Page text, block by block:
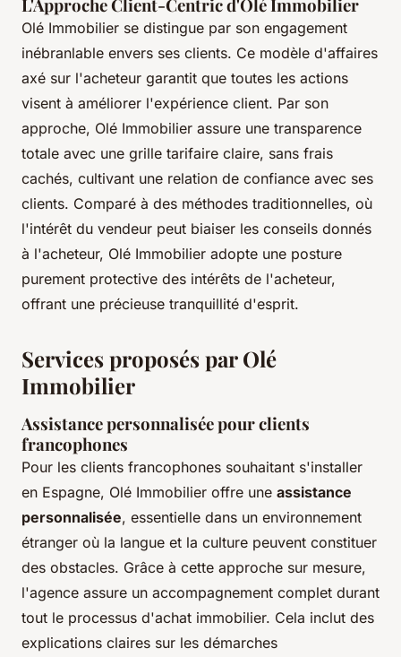
L'Approche Client-Centric d'Olé Immobilier
Olé Immobilier se distingue par son engagement
inébranlable envers ses clients. Ce modèle d'affaires
axé sur l'acheteur garantit que toutes les actions
visent à améliorer l'expérience client. Par son
approche, Olé Immobilier assure une transparence
totale avec une grille tarifaire claire, sans frais
cachés, cultivant une relation de confiance avec ses
clients. Comparé à des méthodes traditionnelles, où
l'intérêt du vendeur peut biaiser les conseils donnés
à l'acheteur, Olé Immobilier adopte une posture
purement protective des intérêts de l'acheteur,
offrant une précieuse tranquillité d'esprit.
Services proposés par Olé
Immobilier
Assistance personnalisée pour clients
francophones
Pour les clients francophones souhaitant s'installer
en Espagne, Olé Immobilier offre une assistance
personnalisée, essentielle dans un environnement
étranger où la langue et la culture peuvent constituer
des obstacles. Grâce à cette approche sur mesure,
l'agence assure un accompagnement complet durant
tout le processus d'achat immobilier. Cela inclut des
explications claires sur les démarches